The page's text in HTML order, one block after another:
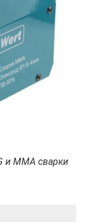
и MMA сварки